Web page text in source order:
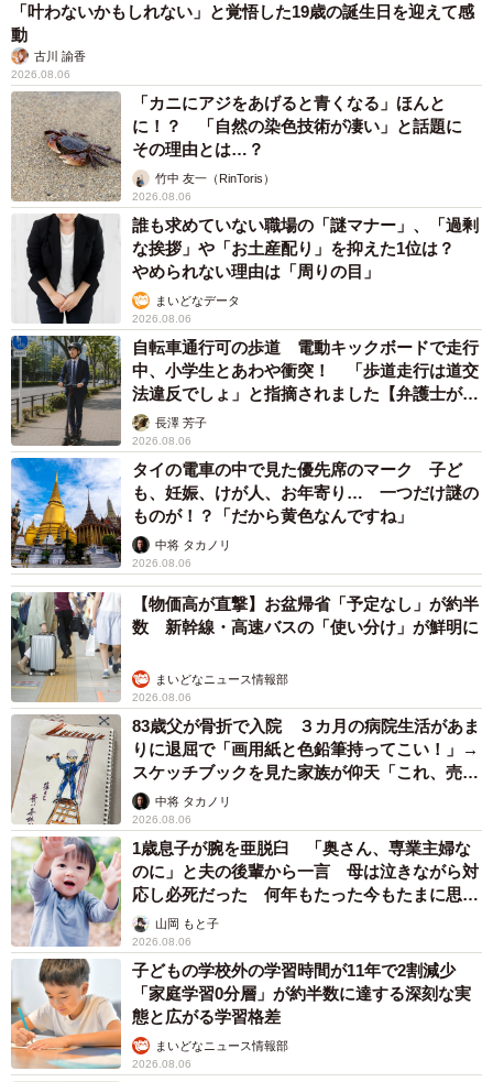
5/6
瀑音。
考えるな、飲め
「実際ビールは醸造にコンセプトとストーリーを伝え、ビ
ールに紅茶の茶葉を使用しています。発売同時に相変わら
ずの人気ですが、是非、やたらと喉が渇くこの不条理な社
「叶わないかもしれない」と覚悟した19歳の誕生日を迎えて感
動
古川 諭香
2026.08.06
「カニにアジをあげると青くなる」ほんと
に！？ 「自然の染色技術が凄い」と話題に
その理由とは…？
竹中 友一（RinToris）
2026.08.06
誰も求めていない職場の「謎マナー」、「過剰
な挨拶」や「お土産配り」を抑えた1位は？
やめられない理由は「周りの目」
まいどなデータ
2026.08.06
自転車通行可の歩道 電動キックボードで走行
中、小学生とあわや衝突！ 「歩道走行は道交
法違反でしょ」と指摘されました【弁護士が解
説】長澤 芳子
2026.08.06
タイの電車の中で見た優先席のマーク 子ど
も、妊娠、けが人、お年寄り… 一つだけ謎の
ものが！？「だから黄色なんですね」
中将 タカノリ
2026.08.06
【物価高が直撃】お盆帰省「予定なし」が約半
数 新幹線・高速バスの「使い分け」が鮮明に
まいどなニュース情報部
2026.08.06
83歳父が骨折で入院 ３カ月の病院生活があま
りに退屈で「画用紙と色鉛筆持ってこい！」→
スケッチブックを見た家族が仰天「これ、売れ
ますよ…」
中将 タカノリ
2026.08.06
1歳息子が腕を亜脱臼 「奥さん、専業主婦な
のに」と夫の後輩から一言 母は泣きながら対
応し必死だった 何年もたった今もたまに思い
出し…山岡 もと子
2026.08.06
子どもの学校外の学習時間が11年で2割減少
「家庭学習0分層」が約半数に達する深刻な実
態と広がる学習格差
まいどなニュース情報部
2026.08.06